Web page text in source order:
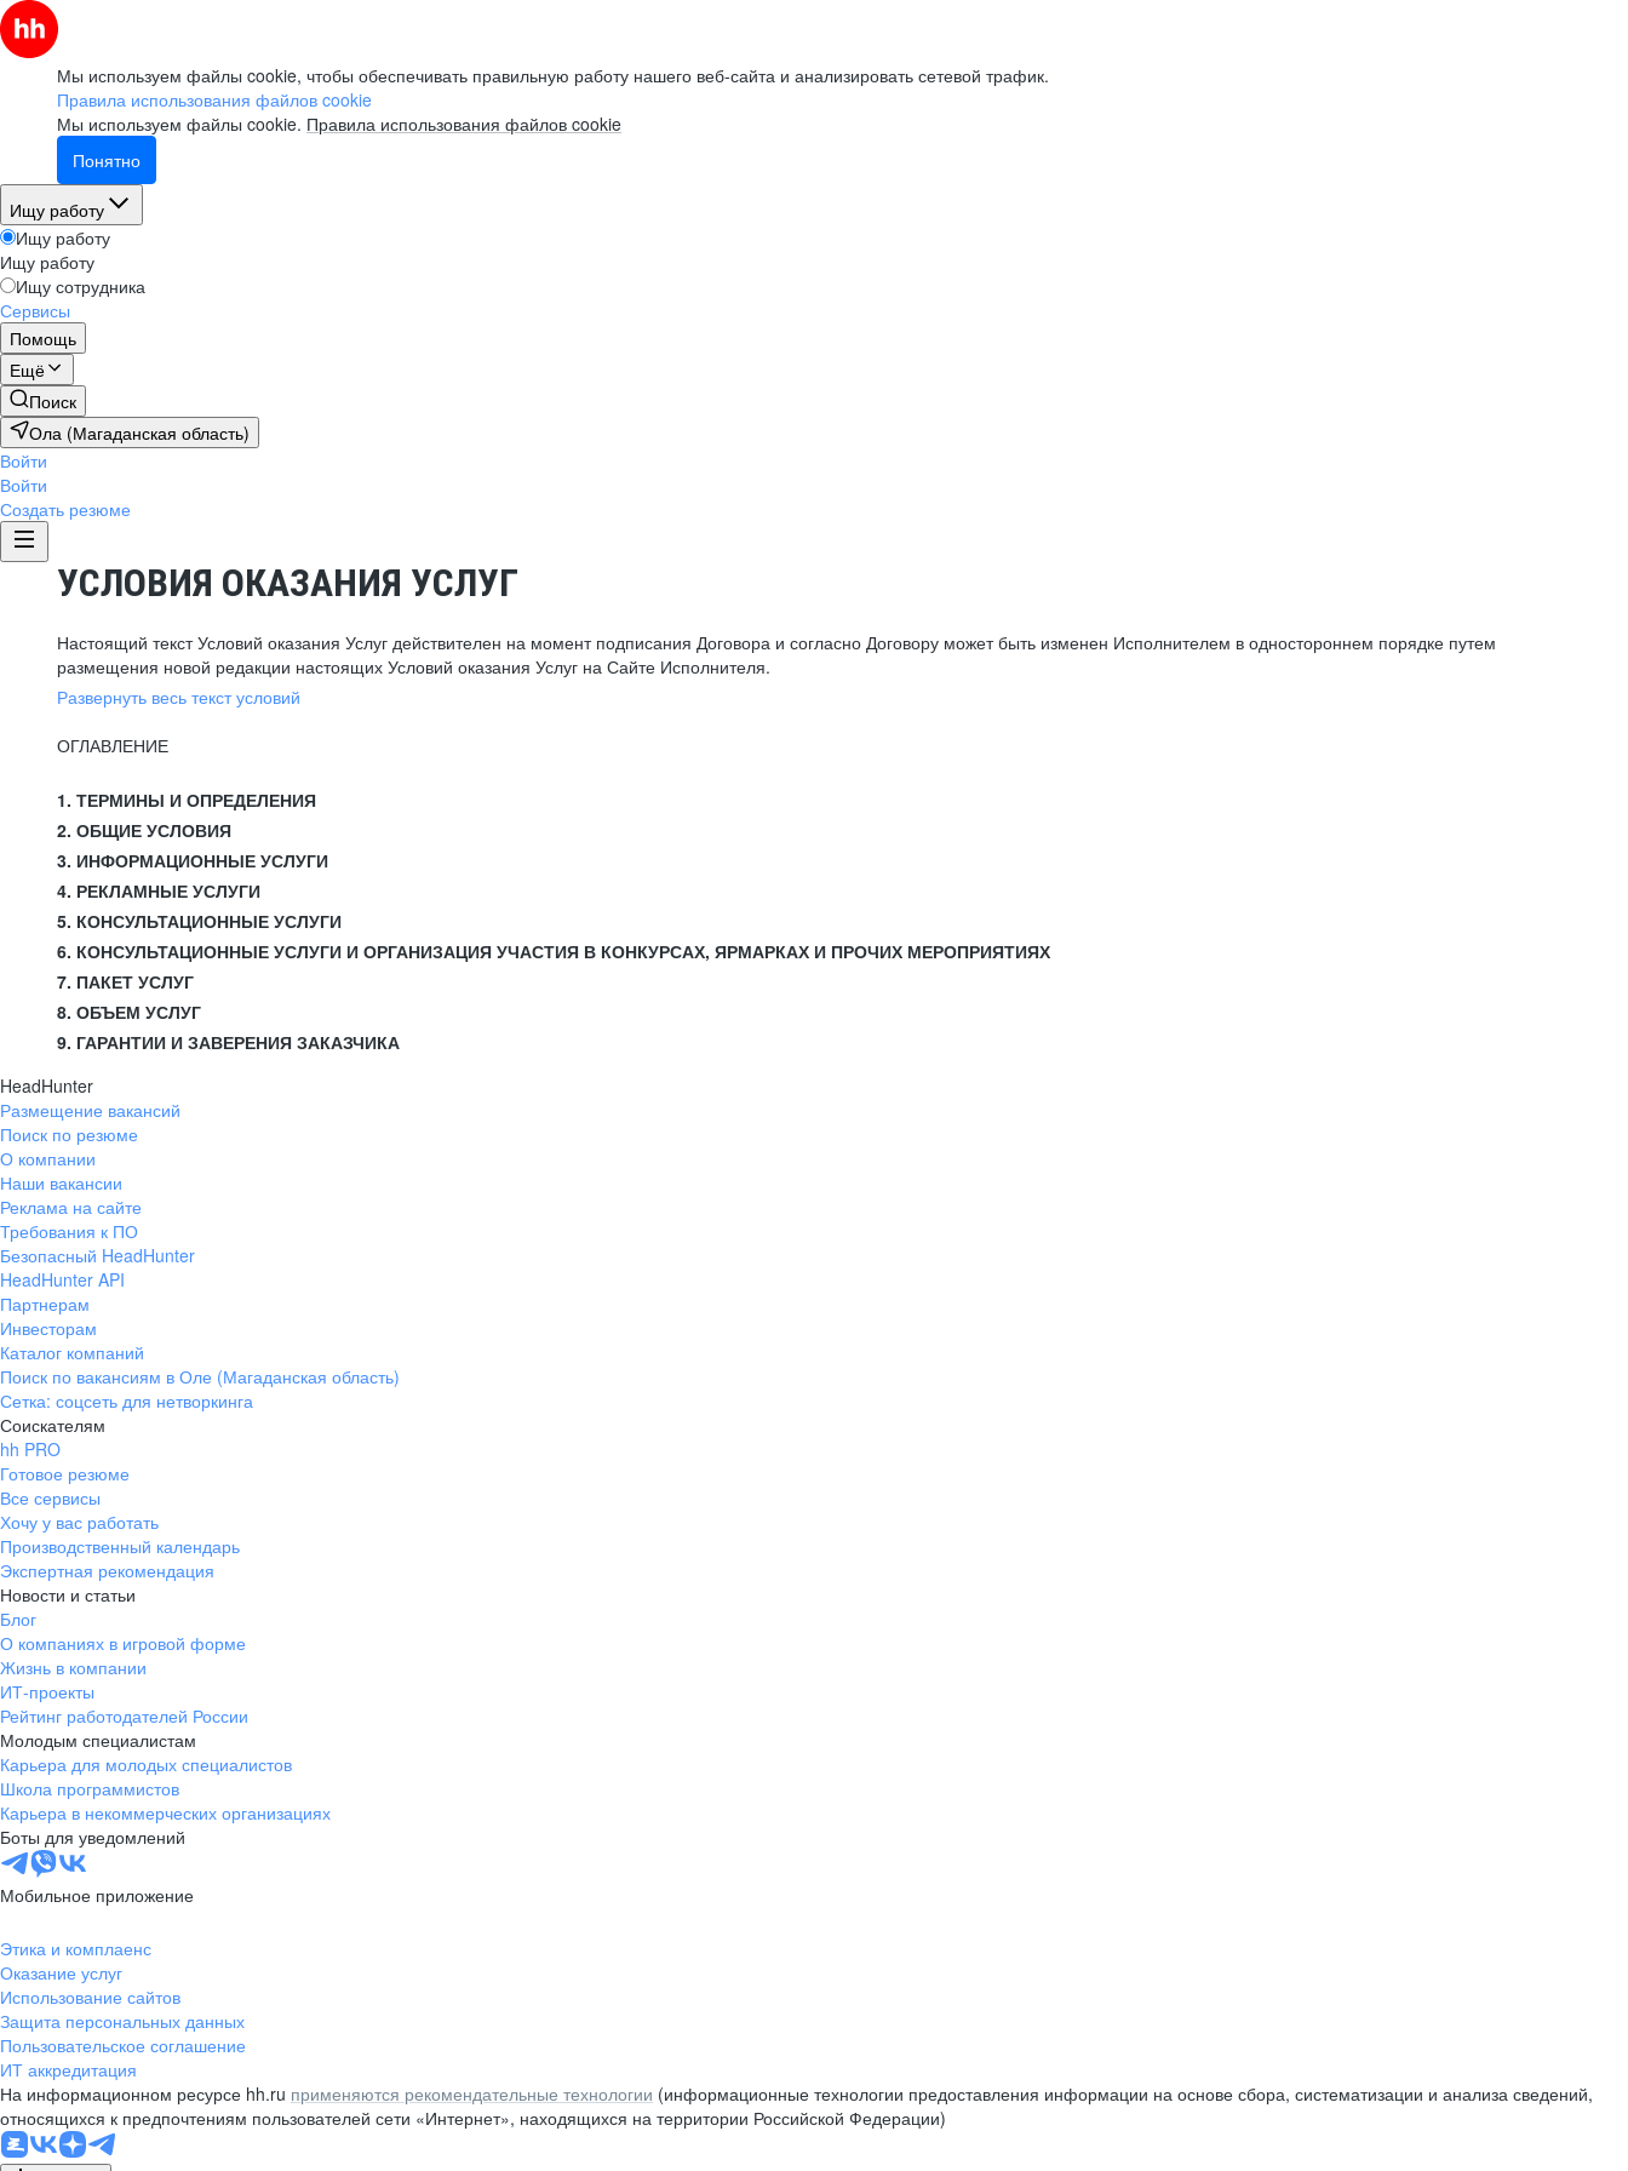
Мы используем файлы cookie, чтобы обеспечивать правильную работу нашего веб-сайта и анализировать сетевой трафик.
Правила использования файлов cookie
Мы используем файлы cookie. Правила использования файлов cookie
Понятно
Ищу работу
Ищу работу
Ищу работу
Ищу сотрудника
Сервисы
Помощь
Ещё
Поиск
Ола (Магаданская область)
Войти
Войти
Создать резюме
УСЛОВИЯ ОКАЗАНИЯ УСЛУГ
Настоящий текст Условий оказания Услуг действителен на момент подписания Договора и согласно Договору может быть изменен Исполнителем в одностороннем порядке путем
размещения новой редакции настоящих Условий оказания Услуг на Сайте Исполнителя.
Развернуть весь текст условий
ОГЛАВЛЕНИЕ
1. ТЕРМИНЫ И ОПРЕДЕЛЕНИЯ
2. ОБЩИЕ УСЛОВИЯ
3. ИНФОРМАЦИОННЫЕ УСЛУГИ
4. РЕКЛАМНЫЕ УСЛУГИ
5. КОНСУЛЬТАЦИОННЫЕ УСЛУГИ
6. КОНСУЛЬТАЦИОННЫЕ УСЛУГИ И ОРГАНИЗАЦИЯ УЧАСТИЯ В КОНКУРСАХ, ЯРМАРКАХ И ПРОЧИХ МЕРОПРИЯТИЯХ
7. ПАКЕТ УСЛУГ
8. ОБЪЕМ УСЛУГ
9. ГАРАНТИИ И ЗАВЕРЕНИЯ ЗАКАЗЧИКА
HeadHunter
Размещение вакансий
Поиск по резюме
О компании
Наши вакансии
Реклама на сайте
Требования к ПО
Безопасный HeadHunter
HeadHunter API
Партнерам
Инвесторам
Каталог компаний
Поиск по вакансиям в Оле (Магаданская область)
Сетка: соцсеть для нетворкинга
Соискателям
hh PRO
Готовое резюме
Все сервисы
Хочу у вас работать
Производственный календарь
Экспертная рекомендация
Новости и статьи
Блог
О компаниях в игровой форме
Жизнь в компании
ИТ-проекты
Рейтинг работодателей России
Молодым специалистам
Карьера для молодых специалистов
Школа программистов
Карьера в некоммерческих организациях
Боты для уведомлений
Мобильное приложение
Этика и комплаенс
Оказание услуг
Использование сайтов
Защита персональных данных
Пользовательское соглашение
ИТ аккредитация
На информационном ресурсе hh.ru применяются рекомендательные технологии (информационные технологии предоставления информации на основе сбора, систематизации и анализа сведений,
относящихся к предпочтениям пользователей сети «Интернет», находящихся на территории Российской Федерации)